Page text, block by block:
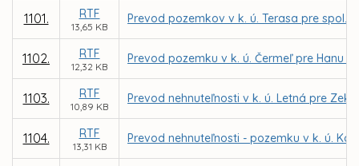
1101. RTF
13,65 KB
Prevod pozemkov v k. ú. Terasa pre spol.
1102. RTF
12,32 KB
Prevod pozemku v k. ú. Čermeľ pre Hanu
1103. RTF
10,89 KB
Prevod nehnuteľnosti v k. ú. Letná pre
1104. RTF
13,31 KB
Prevod nehnuteľnosti - pozemku v k. ú.